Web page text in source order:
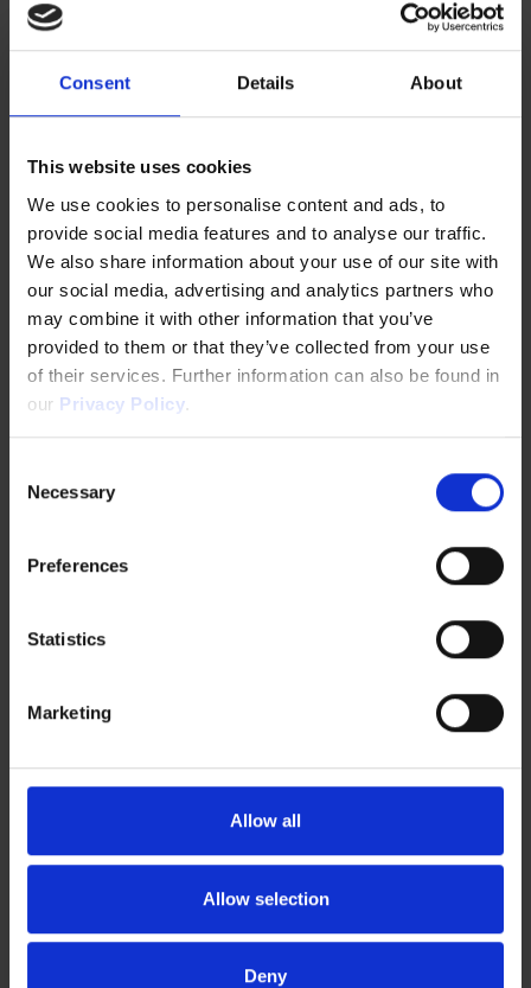
Consent Details About
This website uses cookies
We use cookies to personalise content and ads, to
provide social media features and to analyse our traffic.
We also share information about your use of our site with
our social media, advertising and analytics partners who
may combine it with other information that you’ve
provided to them or that they’ve collected from your use
of their services. Further information can also be found in
our Privacy Policy.
Selection
Necessary
Preferences
Statistics
Marketing
Allow all
Allow selection
Deny
お
よ
び
ー
ビ
リ
テ
ィ。
タ
グ
ー
ン
移
行。
イ
サ
ー
ビ
ス。
化、
予
知
ッ
ト
工
学。
ス
ー
ス
ツ
ォ
マ
怪
鉱
探
査、
ル
ギ